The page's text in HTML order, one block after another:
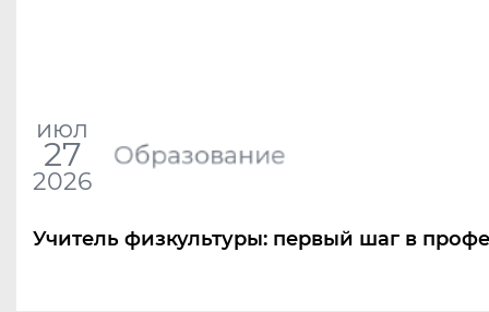
июл
27
2026
Образование
Учитель физкультуры: первый шаг в